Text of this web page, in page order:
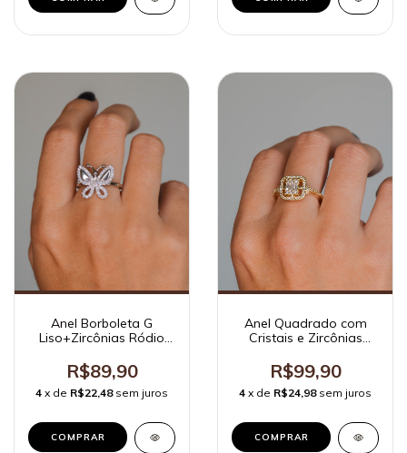
Anel Borboleta G
Liso+Zircônias Ródio
R$89,90
4 x de R$22,48 sem juros
COMPRAR
Anel Quadrado com
Cristais e Zircônias
R$99,90
4 x de R$24,98 sem juros
COMPRAR